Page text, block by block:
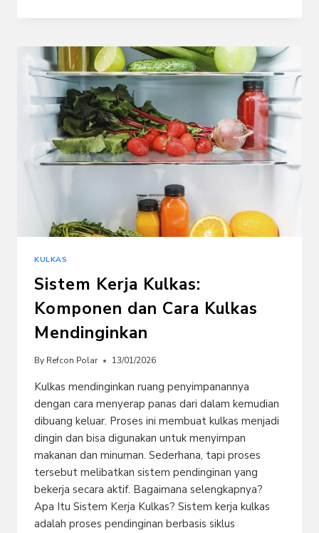
DI
RUMAH
KULKAS
Sistem Kerja Kulkas:
Komponen dan Cara Kulkas
Mendinginkan
By Refcon Polar 13/01/2026
Kulkas mendinginkan ruang penyimpanannya
dengan cara menyerap panas dari dalam kemudian
dibuang keluar. Proses ini membuat kulkas menjadi
dingin dan bisa digunakan untuk menyimpan
makanan dan minuman. Sederhana, tapi proses
tersebut melibatkan sistem pendinginan yang
bekerja secara aktif. Bagaimana selengkapnya?
Apa Itu Sistem Kerja Kulkas? Sistem kerja kulkas
adalah proses pendinginan berbasis siklus